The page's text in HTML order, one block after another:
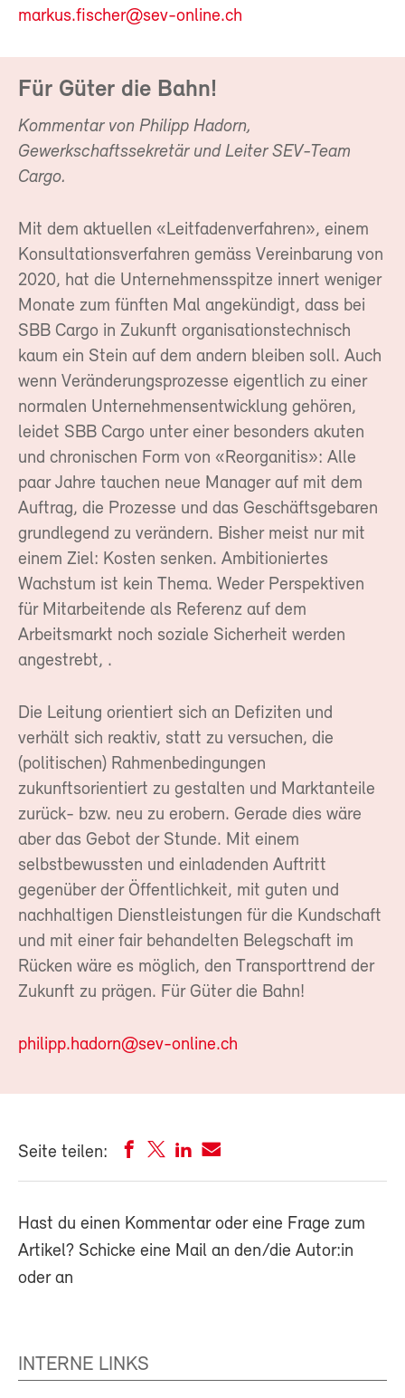
markus.fischer@sev-online.ch
Für Güter die Bahn!
Kommentar von Philipp Hadorn,
Gewerkschaftssekretär und Leiter SEV-Team
Cargo.
Mit dem aktuellen «Leitfadenverfahren», einem
Konsultationsverfahren gemäss Vereinbarung von
2020, hat die Unternehmensspitze innert weniger
Monate zum fünften Mal angekündigt, dass bei
SBB Cargo in Zukunft organisationstechnisch
kaum ein Stein auf dem andern bleiben soll. Auch
wenn Veränderungsprozesse eigentlich zu einer
normalen Unternehmensentwicklung gehören,
leidet SBB Cargo unter einer besonders akuten
und chronischen Form von «Reorganitis»: Alle
paar Jahre tauchen neue Manager auf mit dem
Auftrag, die Prozesse und das Geschäftsgebaren
grundlegend zu verändern. Bisher meist nur mit
einem Ziel: Kosten senken. Ambitioniertes
Wachstum ist kein Thema. Weder Perspektiven
für Mitarbeitende als Referenz auf dem
Arbeitsmarkt noch soziale Sicherheit werden
angestrebt, .
Die Leitung orientiert sich an Defiziten und
verhält sich reaktiv, statt zu versuchen, die
(politischen) Rahmenbedingungen
zukunftsorientiert zu gestalten und Marktanteile
zurück- bzw. neu zu erobern. Gerade dies wäre
aber das Gebot der Stunde. Mit einem
selbstbewussten und einladenden Auftritt
gegenüber der Öffentlichkeit, mit guten und
nachhaltigen Dienstleistungen für die Kundschaft
und mit einer fair behandelten Belegschaft im
Rücken wäre es möglich, den Transporttrend der
Zukunft zu prägen. Für Güter die Bahn!
philipp.hadorn@sev-online.ch
Seite teilen:
Hast du einen Kommentar oder eine Frage zum
Artikel? Schicke eine Mail an den/die Autor:in
oder an
INTERNE LINKS